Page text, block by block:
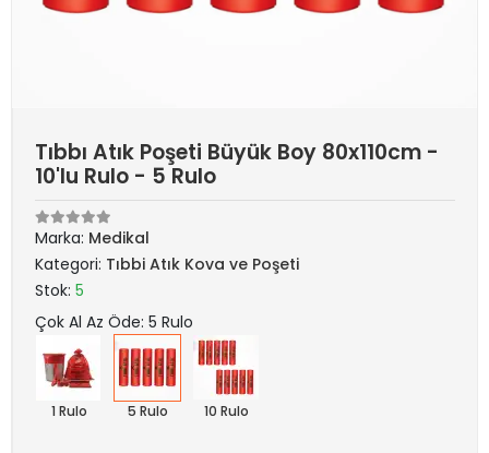
Tıbbı Atık Poşeti Büyük Boy 80x110cm -
10'lu Rulo - 5 Rulo
Marka: Medikal
Kategori: Tıbbi Atık Kova ve Poşeti
Stok: 5
Çok Al Az Öde: 5 Rulo
1 Rulo 5 Rulo 10 Rulo